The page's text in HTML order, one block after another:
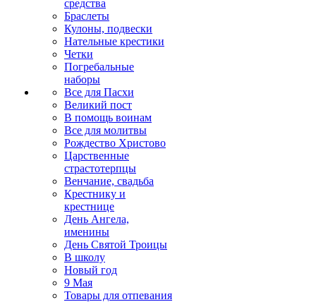
средства
Браслеты
Кулоны, подвески
Нательные крестики
Четки
Погребальные
наборы
Все для Пасхи
Великий пост
В помощь воинам
Все для молитвы
Рождество Христово
Царственные
страстотерпцы
Венчание, свадьба
Крестнику и
крестнице
День Ангела,
именины
День Святой Троицы
В школу
Новый год
9 Мая
Товары для отпевания